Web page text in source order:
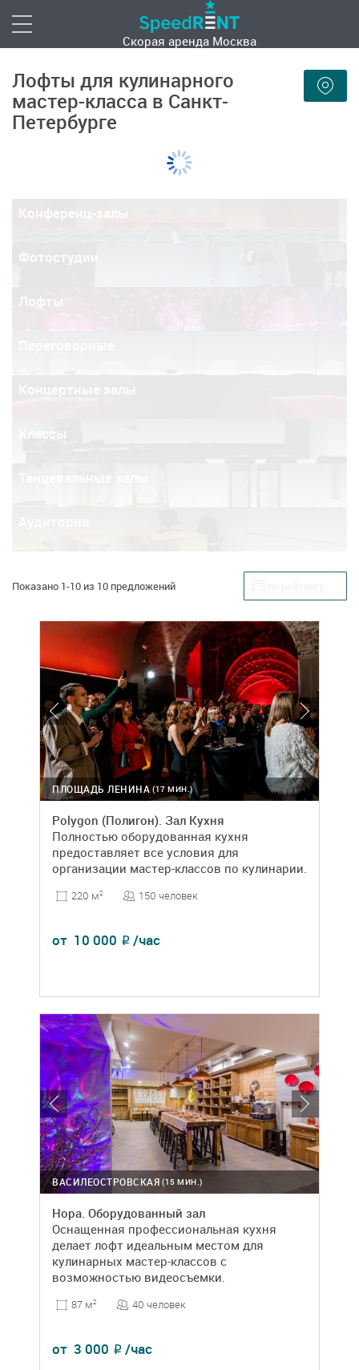
Скорая аренда Москва
Лофты для кулинарного
мастер-класса в Санкт-
Петербурге
Конференц-залы
Фотостудии
Лофты
Классы
Показано 1-10 из 10 предложений
(17 МИН.)
ПЛОЩАДЬ ЛЕНИНА
Polygon (Полигон). Зал Кухня
Полностью оборудованная кухня
предоставляет все условия для
организации мастер-классов по кулинарии.
220 м2 150 человек
от 10 000 ₽ /час
(15 МИН.)
ВАСИЛЕОСТРОВСКАЯ
Нора. Оборудованный зал
Оснащенная профессиональная кухня
делает лофт идеальным местом для
кулинарных мастер-классов с
возможностью видеосъемки.
87 м2 40 человек
от 3 000 ₽ /час